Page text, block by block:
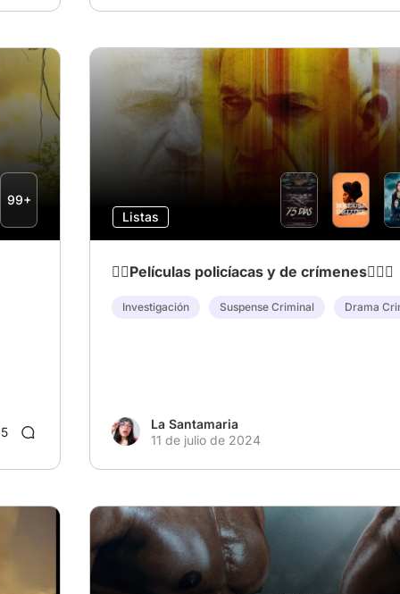
99+
5
Listas
🕵‍♂️Películas policíacas y de crímenes🕵‍♀️🔎
Investigación Suspense Criminal Drama
La Santamaria
11 de julio de 2024